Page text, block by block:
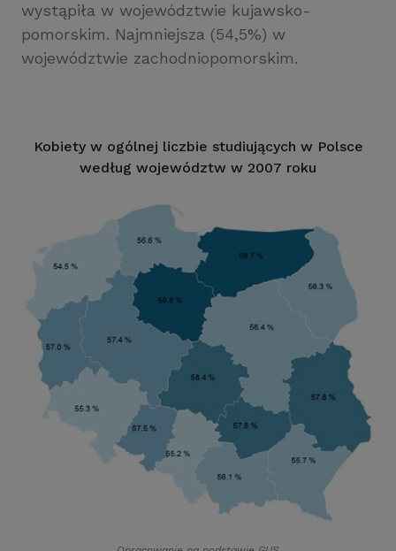
wystąpiła w województwie kujawsko-
pomorskim. Najmniejsza (54,5%) w
województwie zachodniopomorskim.
Kobiety w ogólnej liczbie studiujących w Polsce
według województw w 2007 roku